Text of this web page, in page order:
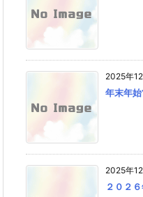
2025年
年末年
2025年
２０２